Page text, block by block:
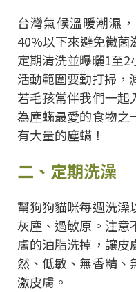
台灣氣候溫暖潮濕
40%以下來避免黴菌
定期清洗並曝曬1至
活動範圍要勤打掃，
若毛孩常伴我們一起
為塵蟎最愛的食物之
有大量的塵蟎！
二、定期洗澡
幫狗狗貓咪每週洗澡
灰塵、過敏原。注意
膚的油脂洗掉，讓皮
然、低敏、無香精、
激皮膚。